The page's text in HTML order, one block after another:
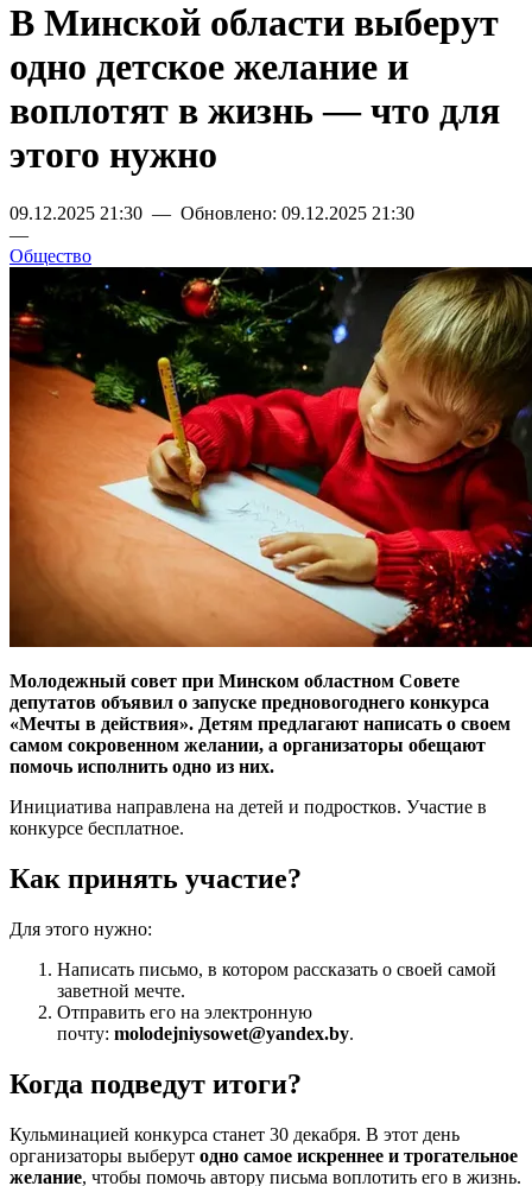
В Минской области выберут
одно детское желание и
воплотят в жизнь — что для
этого нужно
09.12.2025 21:30 — Обновлено: 09.12.2025 21:30
—
Общество
Молодежный совет при Минском областном Совете
депутатов объявил о запуске предновогоднего конкурса
«Мечты в действия». Детям предлагают написать о своем
самом сокровенном желании, а организаторы обещают
помочь исполнить одно из них.
Инициатива направлена на детей и подростков. Участие в
конкурсе бесплатное.
Как принять участие?
Для этого нужно:
Написать письмо, в котором рассказать о своей самой
заветной мечте.
Отправить его на электронную
почту: molodejniysowet@yandex.by.
Когда подведут итоги?
Кульминацией конкурса станет 30 декабря. В этот день
организаторы выберут одно самое искреннее и трогательное
желание, чтобы помочь автору письма воплотить его в жизнь.